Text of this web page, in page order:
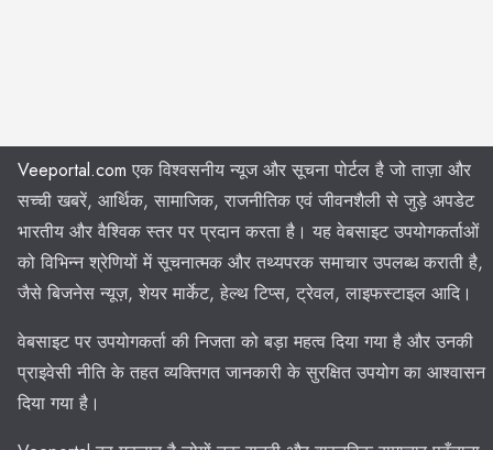
Veeportal.com एक विश्वसनीय न्यूज और सूचना पोर्टल है जो ताज़ा और
सच्ची खबरें, आर्थिक, सामाजिक, राजनीतिक एवं जीवनशैली से जुड़े अपडेट
भारतीय और वैश्विक स्तर पर प्रदान करता है। यह वेबसाइट उपयोगकर्ताओं
को विभिन्न श्रेणियों में सूचनात्मक और तथ्यपरक समाचार उपलब्ध कराती है,
जैसे बिजनेस न्यूज़, शेयर मार्केट, हेल्थ टिप्स, ट्रेवल, लाइफस्टाइल आदि।
वेबसाइट पर उपयोगकर्ता की निजता को बड़ा महत्व दिया गया है और उनकी
प्राइवेसी नीति के तहत व्यक्तिगत जानकारी के सुरक्षित उपयोग का आश्वासन
दिया गया है।